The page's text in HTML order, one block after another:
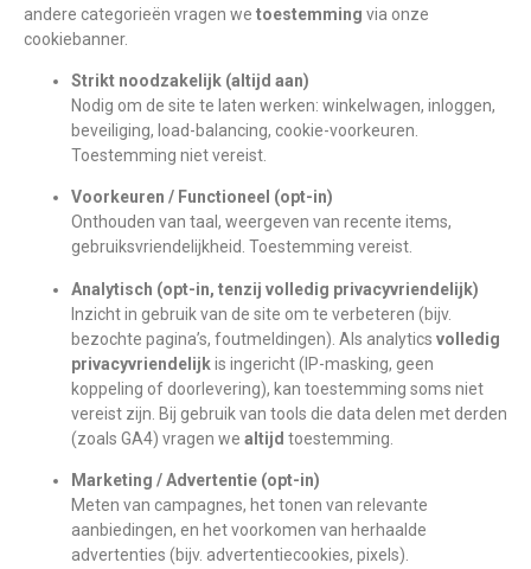
andere categorieën vragen we toestemming via onze
cookiebanner.
Strikt noodzakelijk (altijd aan)
Nodig om de site te laten werken: winkelwagen, inloggen,
beveiliging, load-balancing, cookie-voorkeuren.
Toestemming niet vereist.
Voorkeuren / Functioneel (opt-in)
Onthouden van taal, weergeven van recente items,
gebruiksvriendelijkheid. Toestemming vereist.
Analytisch (opt-in, tenzij volledig privacyvriendelijk)
Inzicht in gebruik van de site om te verbeteren (bijv.
bezochte pagina’s, foutmeldingen). Als analytics volledig
privacyvriendelijkis ingericht (IP-masking, geen
koppeling of doorlevering), kan toestemming soms niet
vereist zijn. Bij gebruik van tools die data delen met derden
(zoals GA4) vragen we altijd toestemming.
Marketing / Advertentie (opt-in)
Meten van campagnes, het tonen van relevante
aanbiedingen, en het voorkomen van herhaalde
advertenties (bijv. advertentiecookies, pixels).